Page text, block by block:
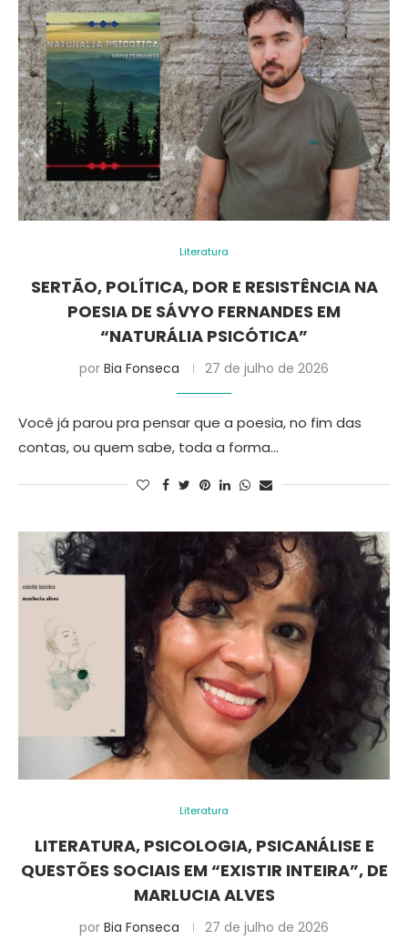
Literatura
SERTÃO, POLÍTICA, DOR E RESISTÊNCIA NA
POESIA DE SÁVYO FERNANDES EM
“NATURÁLIA PSICÓTICA”
por Bia Fonseca 27 de julho de 2026
Você já parou pra pensar que a poesia, no fim das
contas, ou quem sabe, toda a forma…
Literatura
LITERATURA, PSICOLOGIA, PSICANÁLISE E
QUESTÕES SOCIAIS EM “EXISTIR INTEIRA”, DE
MARLUCIA ALVES
por Bia Fonseca 27 de julho de 2026